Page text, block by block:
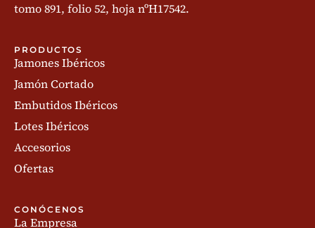
tomo 891, folio 52, hoja nºH17542.
PRODUCTOS
Jamones Ibéricos
Jamón Cortado
Embutidos Ibéricos
Lotes Ibéricos
Accesorios
Ofertas
CONÓCENOS
La Empresa